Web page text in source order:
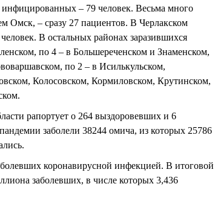
– 79 человек. Весьма много
Омск, – сразу 27 пациентов. В Черлакском
В остальных районах заразившихся
по 4 – в Большереченском и Знаменском,
по 2 – в Исилькульском,
Колосовском, Кормиловском, Крутинском,
рапортует о 264 выздоровевших и 6
заболели 38244 омича, из которых 25786
коронавирусной инфекцией. В итоговой
заболевших, в числе которых 3,436